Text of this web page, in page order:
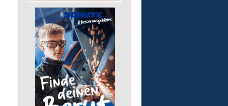
pädagogische
in Teilzeit
Lebenshilfe im Landkreis
GmbH
57518 Alsdorf